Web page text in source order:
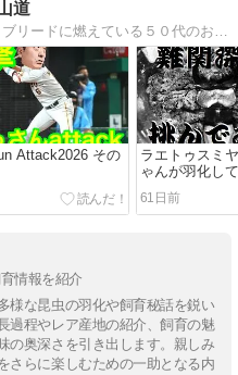
道
ミヤマクワガタが好きで採集とブリードに燃えている５０代のおやぢです
Attack2026 その
ラエトゥスミ
ゃんが羽化し
61日前
情報を紹介
様な昆虫の羽化や飼育秘話を鋭い
過程やレア産地の紹介、飼育の魅
の奥深さを引き出します。親しみ
さらに楽しむための一助となる内